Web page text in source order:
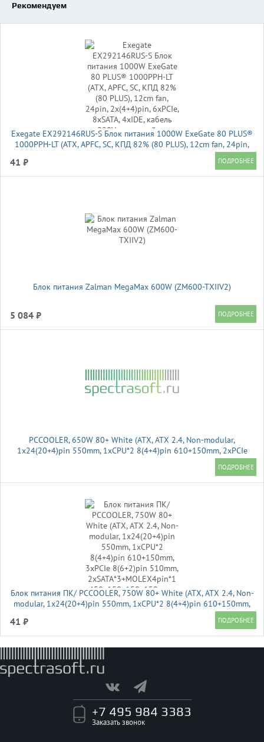
Рекомендуем
Exegate EX292146RUS-S Блок питания 1000W ExeGate 80 PLUS®
1000PPH-LT (ATX, APFC, SC, КПД 82% (80 PLUS), 12cm fan, 24pin,
2x(4+4)pin, 6xPCIe, 8xSATA, 4xIDE, кабель 220V с защитой от
41 ₽
Блок питания Zalman MegaMax 600W (ZM600-TXIIV2)
5 084 ₽
PCCOOLER, 650W 80+ White (ATX, ATX 2.4, Non-modular,
1x24(20+4)pin 550mm, 1xCPU*2 8(4+4)pin 610+150mm, 2xPCIe
8(6+2)pin 510mm, 2xSATA*3+MOLEX4pin*1 450+150+150+150mm
Блок питания ПК/ PCCOOLER, 750W 80+ White (ATX, ATX 2.4, Non-
modular, 1x24(20+4)pin 550mm, 1xCPU*2 8(4+4)pin 610+150mm,
3xPCIe 8(6+2)pin 510mm, 2xSATA*3+MOLEX4pin*1
41 ₽
+7 495 984 3383
Заказать звонок